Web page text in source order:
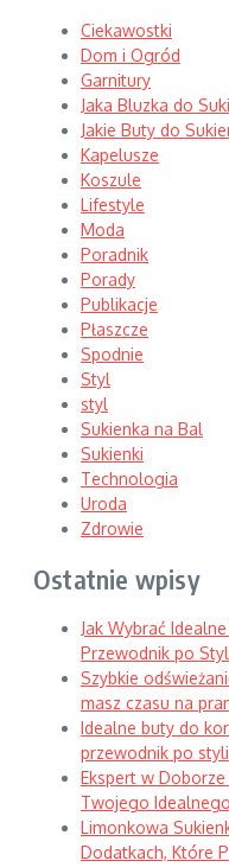
Ciekawostki
Dom i Ogród
Garnitury
Jaka Bluzka do
Jakie Buty do
Kapelusze
Koszule
Lifestyle
Moda
Poradnik
Porady
Publikacje
Płaszcze
Spodnie
Styl
styl
Sukienka na Bal
Sukienki
Technologia
Uroda
Zdrowie
Ostatnie wpisy
Jak Wybrać
Przewodnik po
Szybkie
masz czasu na
Idealne buty do
przewodnik po
Ekspert w
Twojego
Limonkowa
Dodatkach, Które